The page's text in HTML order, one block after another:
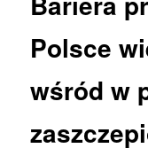
Polsce
wśród w